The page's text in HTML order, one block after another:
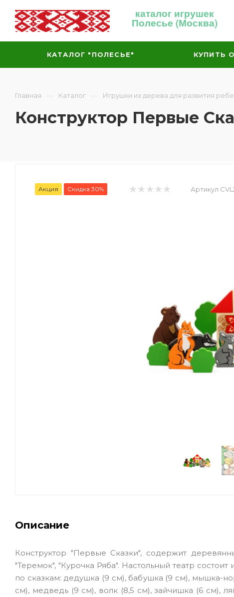
каталог игрушек
Полесье (Москва)
КАТАЛОГ "ПОЛЕСЬЕ" КУПИТЬ
Главная — Каталог — Игрушки из дерева для развития
Конструктор Первые
Акция Скидка 30% Артикул
Описание
Конструктор "Первые Сказки", содержит
"Теремок", "Курочка Ряба". Настольный театр
по сказкам: дедушка (9 см), бабушка (9 см), мышка-
см), медведь (9 см), волк (8,5 см), зайчишка (6 см),